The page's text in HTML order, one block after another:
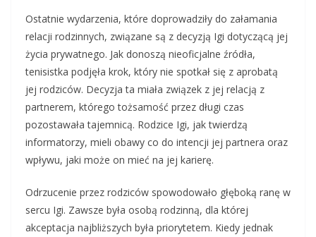
Ostatnie wydarzenia, które doprowadziły do załamania
relacji rodzinnych, związane są z decyzją Igi dotyczącą jej
życia prywatnego. Jak donoszą nieoficjalne źródła,
tenisistka podjęła krok, który nie spotkał się z aprobatą
jej rodziców. Decyzja ta miała związek z jej relacją z
partnerem, którego tożsamość przez długi czas
pozostawała tajemnicą. Rodzice Igi, jak twierdzą
informatorzy, mieli obawy co do intencji jej partnera oraz
wpływu, jaki może on mieć na jej karierę.
Odrzucenie przez rodziców spowodowało głęboką ranę w
sercu Igi. Zawsze była osobą rodzinną, dla której
akceptacja najbliższych była priorytetem. Kiedy jednak